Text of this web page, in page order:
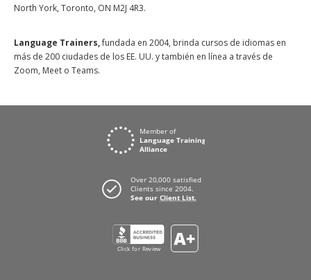
North York, Toronto, ON M2J 4R3.
Language Trainers,fundada en 2004, brinda cursos de idiomas en
más de 200 ciudades de los EE. UU. y también en línea a través de
Zoom, Meet o Teams.